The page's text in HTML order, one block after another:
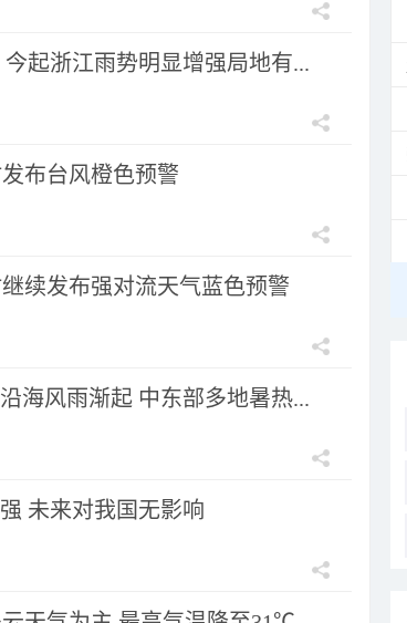
起浙江雨势明显增强局地有...
布台风橙色预警
续发布强对流天气蓝色预警
海风雨渐起 中东部多地暑热...
未来对我国无影响